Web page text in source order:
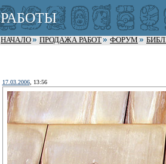
РАБОТЫ
НАЧАЛО ПРОДАЖА РАБОТ ФОРУМ
17.03.2006, 13:56